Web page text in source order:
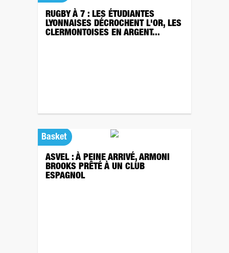
RUGBY À 7 : LES ÉTUDIANTES
LYONNAISES DÉCROCHENT L'OR, LES
CLERMONTOISES EN ARGENT...
Basket
ASVEL : À PEINE ARRIVÉ, ARMONI
BROOKS PRÊTÉ À UN CLUB
ESPAGNOL